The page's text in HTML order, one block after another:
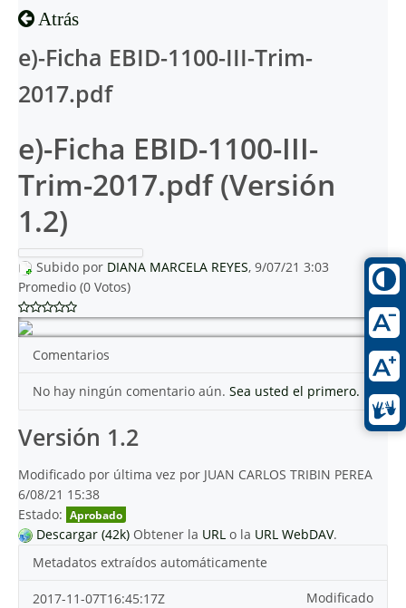
Atrás
e)-Ficha EBID-1100-III-Trim-
2017.pdf
e)-Ficha EBID-1100-III-
Trim-2017.pdf (Versión
1.2)
Subido por DIANA MARCELA REYES, 9/07/21 3:03
Promedio (0 Votos)
Comentarios
No hay ningún comentario aún. Sea usted el primero.
Versión 1.2
Modificado por última vez por JUAN CARLOS TRIBIN PEREA
6/08/21 15:38
Estado: Aprobado
Descargar (42k) Obtener la URL o la URL WebDAV.
Metadatos extraídos automáticamente
Modificado
2017-11-07T16:45:17Z